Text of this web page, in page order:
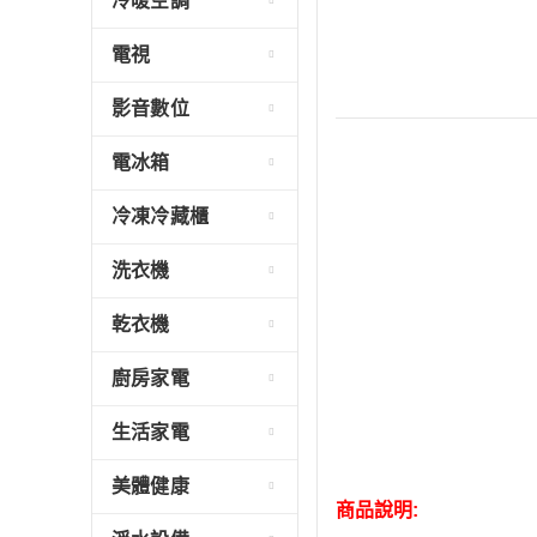
商品說明:
電視
影音數位
電冰箱
冷凍冷藏櫃
洗衣機
乾衣機
廚房家電
生活家電
美體健康